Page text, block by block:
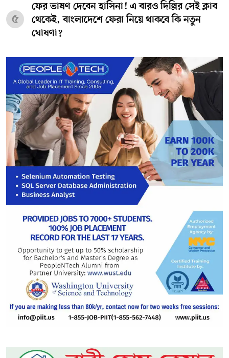
৫
ফের ভাষণ দেবেন হাসিনা! এ বারও দিল্লির সেই ক্লাব
থেকেই, বাংলাদেশে ফেরা নিয়ে থাকবে কি নতুন
ঘোষণা?